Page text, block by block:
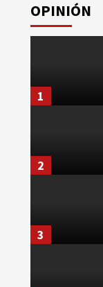
OPINIÓN
1
2
3